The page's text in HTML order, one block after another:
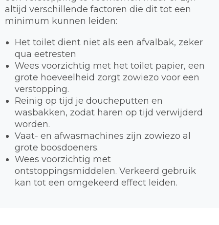
altijd verschillende factoren die dit tot een
minimum kunnen leiden:
Het toilet dient niet als een afvalbak, zeker
qua eetresten
Wees voorzichtig met het toilet papier, een
grote hoeveelheid zorgt zowiezo voor een
verstopping.
Reinig op tijd je doucheputten en
wasbakken, zodat haren op tijd verwijderd
worden.
Vaat- en afwasmachines zijn zowiezo al
grote boosdoeners.
Wees voorzichtig met
ontstoppingsmiddelen. Verkeerd gebruik
kan tot een omgekeerd effect leiden.